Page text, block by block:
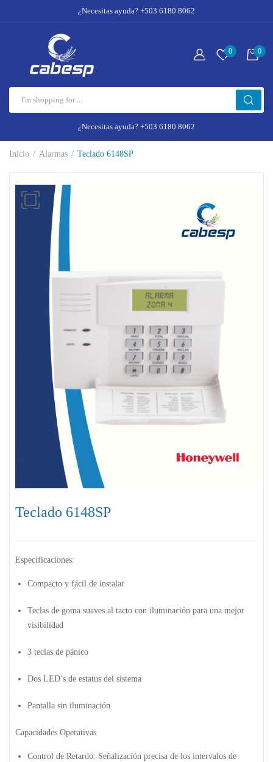
¿Necesitas ayuda? +503 6180 8062
0 0
¿Necesitas ayuda? +503 6180 8062
Inicio Alarmas Teclado 6148SP
Teclado 6148SP
Especificaciones:
Compacto y fácil de instalar
Teclas de goma suaves al tacto con iluminación para una mejor
visibilidad
3 teclas de pánico
Dos LED’s de estatus del sistema
Pantalla sin iluminación
Capacidades Operativas
Control de Retardo: Señalización precisa de los intervalos de